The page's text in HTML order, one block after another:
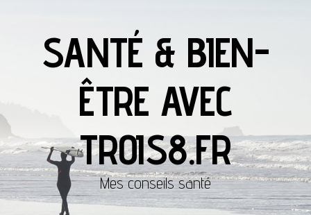
SANTÉ & BIEN-
ÊTRE AVEC
TROIS8.FR
Mes conseils santé